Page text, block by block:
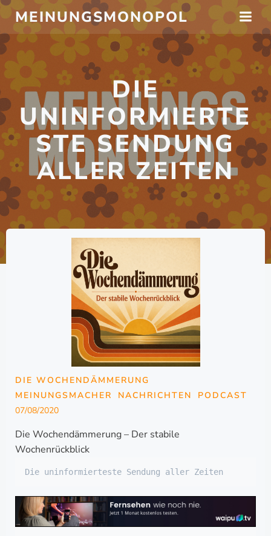
Inhalt
springen
MEINUNGSMONOPOL
DIE
UNINFORMIERTE
STE SENDUNG
ALLER ZEITEN
DIE WOCHENDÄMMERUNG
MEINUNGSMACHER
NACHRICHTEN
PODCAST
07/08/2020
Die Wochendämmerung – Der stabile
Wochenrückblick
Die uninformierteste Sendung aller Zeiten